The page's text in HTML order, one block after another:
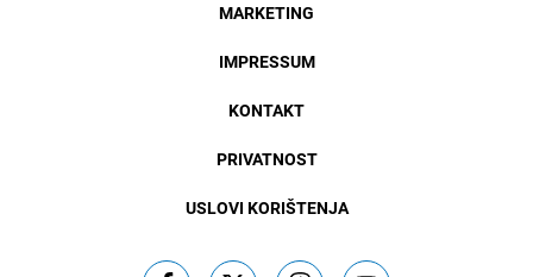
MARKETING
IMPRESSUM
KONTAKT
PRIVATNOST
USLOVI KORIŠTENJA